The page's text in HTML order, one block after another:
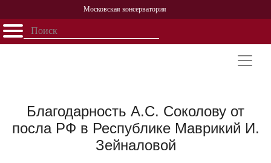
Московская консерватория
Открыть - закрыть
Персоналии
История
Благодарность А.С. Соколову от
посла РФ в Республике Маврикий И.
Зейналовой